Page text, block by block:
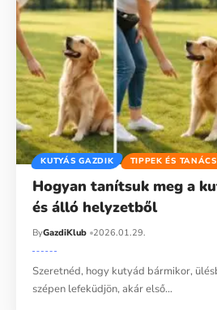
KUTYÁS GAZDIK TIPPEK ÉS
Hogyan tanítsuk meg a
és álló helyzetből
ByGazdiKlub 2026.01.29.
Szeretnéd, hogy kutyád bármikor,
szépen lefeküdjön, akár első…